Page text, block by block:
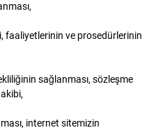
faaliyetlerinin ve prosedürlerinin
sağlanması, sözleşme
internet sitemizin